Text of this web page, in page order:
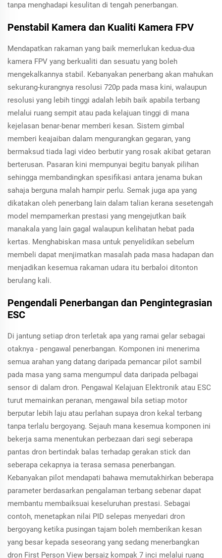
tanpa menghadapi kesulitan di tengah penerbangan.
Penstabil Kamera dan Kualiti Kamera FPV
Mendapatkan rakaman yang baik memerlukan kedua-dua
kamera FPV yang berkualiti dan sesuatu yang boleh
mengekalkannya stabil. Kebanyakan penerbang akan mahukan
sekurang-kurangnya resolusi 720p pada masa kini, walaupun
resolusi yang lebih tinggi adalah lebih baik apabila terbang
melalui ruang sempit atau pada kelajuan tinggi di mana
kejelasan benar-benar memberi kesan. Sistem gimbal
memberi keajaiban dalam mengurangkan gegaran, yang
bermaksud tiada lagi video berbutir yang rosak akibat getaran
berterusan. Pasaran kini mempunyai begitu banyak pilihan
sehingga membandingkan spesifikasi antara jenama bukan
sahaja berguna malah hampir perlu. Semak juga apa yang
dikatakan oleh penerbang lain dalam talian kerana sesetengah
model mempamerkan prestasi yang mengejutkan baik
manakala yang lain gagal walaupun kelihatan hebat pada
kertas. Menghabiskan masa untuk penyelidikan sebelum
membeli dapat menjimatkan masalah pada masa hadapan dan
menjadikan kesemua rakaman udara itu berbaloi ditonton
berulang kali.
Pengendali Penerbangan dan Pengintegrasian
ESC
Di jantung setiap dron terletak apa yang ramai gelar sebagai
otaknya - pengawal penerbangan. Komponen ini menerima
semua arahan yang datang daripada pemancar pilot sambil
pada masa yang sama mengumpul data daripada pelbagai
sensor di dalam dron. Pengawal Kelajuan Elektronik atau ESC
turut memainkan peranan, mengawal bila setiap motor
berputar lebih laju atau perlahan supaya dron kekal terbang
tanpa terlalu bergoyang. Sejauh mana kesemua komponen ini
bekerja sama menentukan perbezaan dari segi seberapa
pantas dron bertindak balas terhadap gerakan stick dan
seberapa cekapnya ia terasa semasa penerbangan.
Kebanyakan pilot mendapati bahawa memutakhirkan beberapa
parameter berdasarkan pengalaman terbang sebenar dapat
membantu membaiksuai keseluruhan prestasi. Sebagai
contoh, menetapkan nilai PID selepas menyedari dron
bergoyang ketika pusingan tajam boleh memberikan kesan
yang besar kepada seseorang yang sedang menerbangkan
dron First Person View bersaiz kompak 7 inci melalui ruang